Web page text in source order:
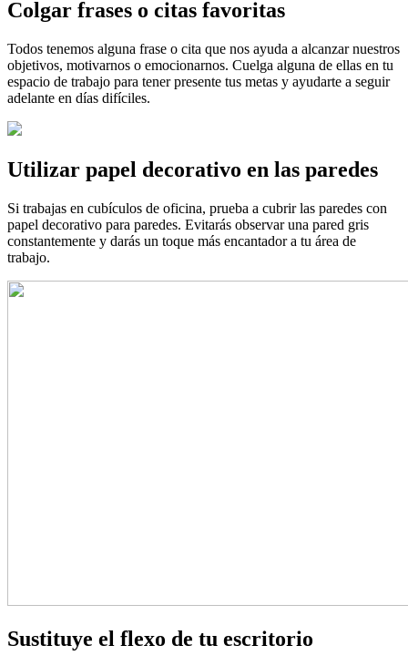
Colgar frases o citas favoritas
Todos tenemos alguna frase o cita que nos ayuda a alcanzar nuestros
objetivos, motivarnos o emocionarnos. Cuelga alguna de ellas en tu
espacio de trabajo para tener presente tus metas y ayudarte a seguir
adelante en días difíciles.
Utilizar papel decorativo en las paredes
Si trabajas en cubículos de oficina, prueba a cubrir las paredes con
papel decorativo para paredes. Evitarás observar una pared gris
constantemente y darás un toque más encantador a tu área de
trabajo.
Sustituye el flexo de tu escritorio